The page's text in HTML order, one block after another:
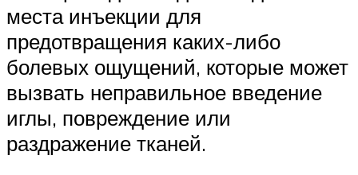
места инъекции для
предотвращения каких-либо
болевых ощущений, которые может
вызвать неправильное введение
иглы, повреждение или
раздражение тканей.